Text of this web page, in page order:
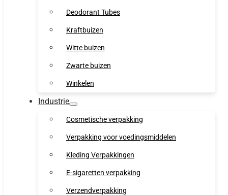
Deodorant Tubes
Kraftbuizen
Witte buizen
Zwarte buizen
Winkelen
Industrie
Cosmetische verpakking
Verpakking voor voedingsmiddelen
Kleding Verpakkingen
E-sigaretten verpakking
Verzendverpakking